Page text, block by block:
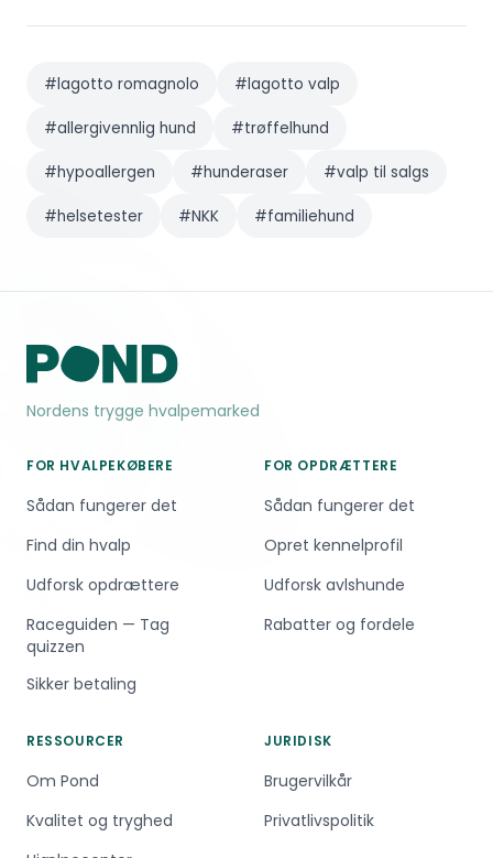
#lagotto romagnolo #lagotto valp
#allergivennlig hund #trøffelhund
#hypoallergen #hunderaser #valp til salgs
#helsetester #NKK #familiehund
Nordens trygge hvalpemarked
FOR HVALPEKØBERE
Sådan fungerer det
Find din hvalp
Udforsk opdrættere
Raceguiden — Tag
quizzen
Sikker betaling
FOR OPDRÆTTERE
Sådan fungerer det
Opret kennelprofil
Udforsk avlshunde
Rabatter og fordele
RESSOURCER
Om Pond
Kvalitet og tryghed
JURIDISK
Brugervilkår
Privatlivspolitik